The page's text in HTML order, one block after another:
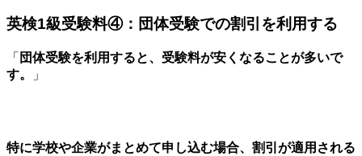
英検1級受験料④：団体受験での割引を利用する
「 団体受験を利用すると、受験料が安くなることが多いで
す。
」
特に学校や企業がまとめて申し込む場合、割引が適用される